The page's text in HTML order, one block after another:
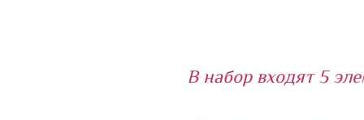
В набор входят 5